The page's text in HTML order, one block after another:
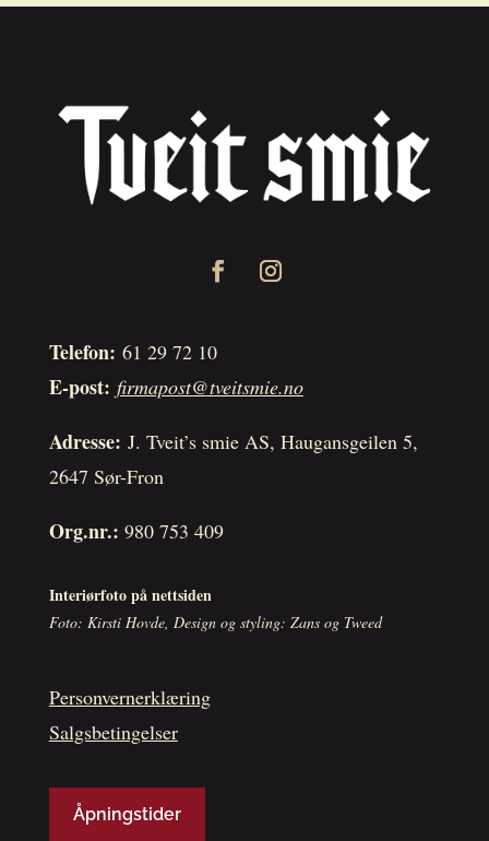
Telefon: 61 29 72 10
E-post: firmapost@tveitsmie.no
Adresse: J. Tveit’s smie AS, Haugansgeilen 5,
2647 Sør-Fron
Org.nr.: 980 753 409
Interiørfoto på nettsiden
Foto: Kirsti Hovde, Design og styling: Zans og Tweed
Personvernerklæring
Salgsbetingelser
Åpningstider